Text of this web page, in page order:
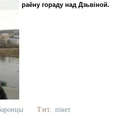
раёну гораду над Дзьвіной.
Тэгі: пікет